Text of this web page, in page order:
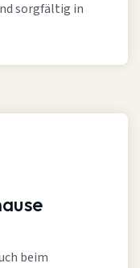
sorgfältig in
beim